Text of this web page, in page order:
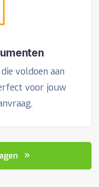
voldoen aan
voor jouw